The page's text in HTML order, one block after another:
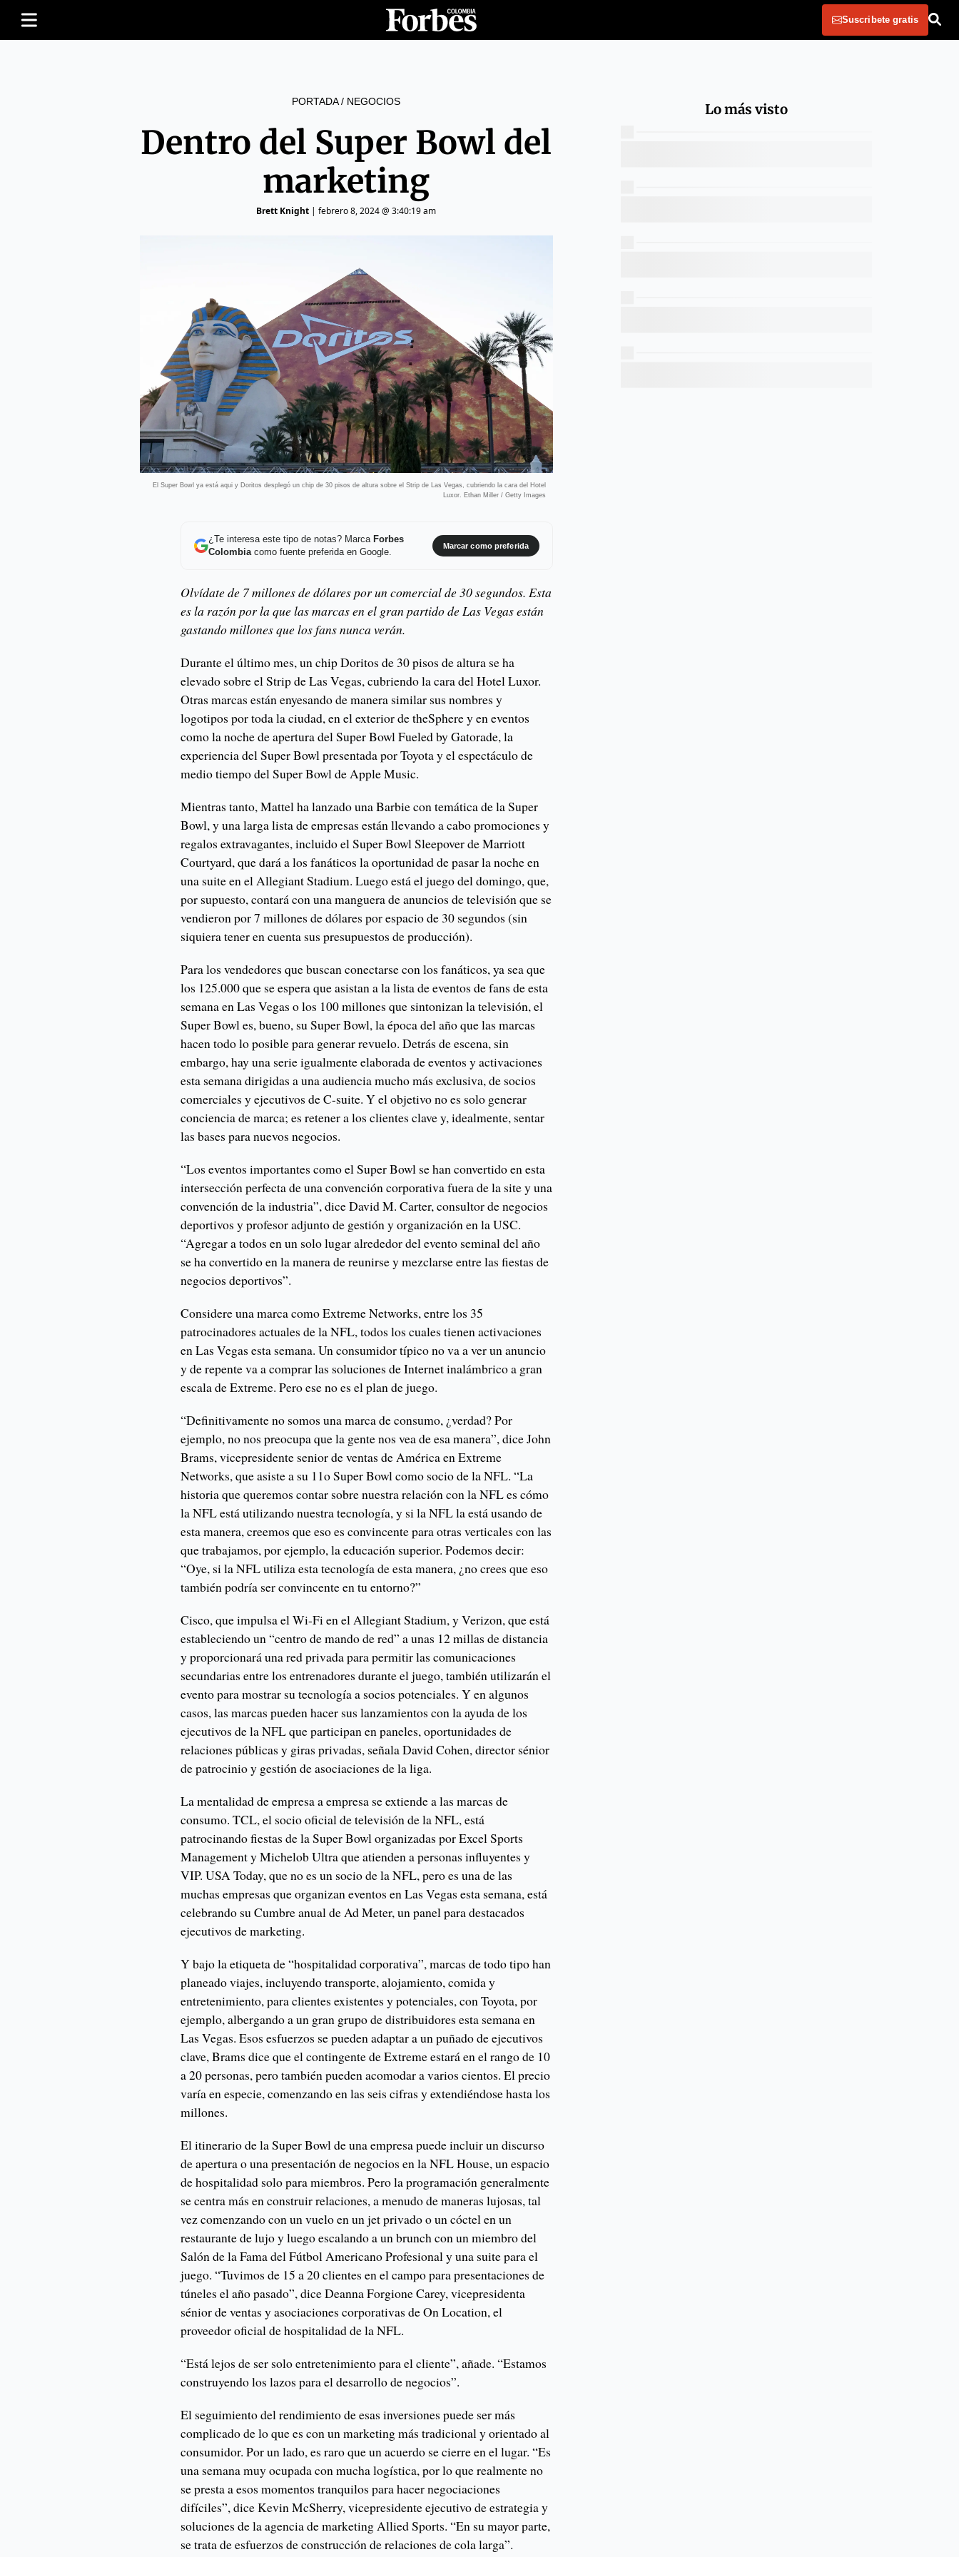
Suscribete gratis
PORTADA/ NEGOCIOS
Dentro del Super Bowl del
marketing
Brett Knight | febrero 8, 2024 @ 3:40:19 am
El Super Bowl ya está aqui y Doritos desplegó un chip de 30 pisos de altura sobre el Strip de Las Vegas, cubriendo la cara del Hotel
Luxor. Ethan Miller / Getty Images
¿Te interesa este tipo de notas? Marca Forbes
Colombiacomo fuente preferida en Google.
Marcar como preferida
Olvídate de 7 millones de dólares por un comercial de 30 segundos. Esta
es la razón por la que las marcas en el gran partido de Las Vegas están
gastando millones que los fans nunca verán.
Durante el último mes, un chip Doritos de 30 pisos de altura se ha
elevado sobre el Strip de Las Vegas, cubriendo la cara del Hotel Luxor.
Otras marcas están enyesando de manera similar sus nombres y
logotipos por toda la ciudad, en el exterior de theSphere y en eventos
como la noche de apertura del Super Bowl Fueled by Gatorade, la
experiencia del Super Bowl presentada por Toyota y el espectáculo de
medio tiempo del Super Bowl de Apple Music.
Mientras tanto, Mattel ha lanzado una Barbie con temática de la Super
Bowl, y una larga lista de empresas están llevando a cabo promociones y
regalos extravagantes, incluido el Super Bowl Sleepover de Marriott
Courtyard, que dará a los fanáticos la oportunidad de pasar la noche en
una suite en el Allegiant Stadium. Luego está el juego del domingo, que,
por supuesto, contará con una manguera de anuncios de televisión que se
vendieron por 7 millones de dólares por espacio de 30 segundos (sin
siquiera tener en cuenta sus presupuestos de producción).
Para los vendedores que buscan conectarse con los fanáticos, ya sea que
los 125.000 que se espera que asistan a la lista de eventos de fans de esta
semana en Las Vegas o los 100 millones que sintonizan la televisión, el
Super Bowl es, bueno, su Super Bowl, la época del año que las marcas
hacen todo lo posible para generar revuelo. Detrás de escena, sin
embargo, hay una serie igualmente elaborada de eventos y activaciones
esta semana dirigidas a una audiencia mucho más exclusiva, de socios
comerciales y ejecutivos de C-suite. Y el objetivo no es solo generar
conciencia de marca; es retener a los clientes clave y, idealmente, sentar
las bases para nuevos negocios.
“Los eventos importantes como el Super Bowl se han convertido en esta
intersección perfecta de una convención corporativa fuera de la site y una
convención de la industria”, dice David M. Carter, consultor de negocios
deportivos y profesor adjunto de gestión y organización en la USC.
“Agregar a todos en un solo lugar alrededor del evento seminal del año
se ha convertido en la manera de reunirse y mezclarse entre las fiestas de
negocios deportivos”.
Considere una marca como Extreme Networks, entre los 35
patrocinadores actuales de la NFL, todos los cuales tienen activaciones
en Las Vegas esta semana. Un consumidor típico no va a ver un anuncio
y de repente va a comprar las soluciones de Internet inalámbrico a gran
escala de Extreme. Pero ese no es el plan de juego.
“Definitivamente no somos una marca de consumo, ¿verdad? Por
ejemplo, no nos preocupa que la gente nos vea de esa manera”, dice John
Brams, vicepresidente senior de ventas de América en Extreme
Networks, que asiste a su 11o Super Bowl como socio de la NFL. “La
historia que queremos contar sobre nuestra relación con la NFL es cómo
la NFL está utilizando nuestra tecnología, y si la NFL la está usando de
esta manera, creemos que eso es convincente para otras verticales con las
que trabajamos, por ejemplo, la educación superior. Podemos decir:
“Oye, si la NFL utiliza esta tecnología de esta manera, ¿no crees que eso
también podría ser convincente en tu entorno?”
Cisco, que impulsa el Wi-Fi en el Allegiant Stadium, y Verizon, que está
estableciendo un “centro de mando de red” a unas 12 millas de distancia
y proporcionará una red privada para permitir las comunicaciones
secundarias entre los entrenadores durante el juego, también utilizarán el
evento para mostrar su tecnología a socios potenciales. Y en algunos
casos, las marcas pueden hacer sus lanzamientos con la ayuda de los
ejecutivos de la NFL que participan en paneles, oportunidades de
relaciones públicas y giras privadas, señala David Cohen, director sénior
de patrocinio y gestión de asociaciones de la liga.
La mentalidad de empresa a empresa se extiende a las marcas de
consumo. TCL, el socio oficial de televisión de la NFL, está
patrocinando fiestas de la Super Bowl organizadas por Excel Sports
Management y Michelob Ultra que atienden a personas influyentes y
VIP. USA Today, que no es un socio de la NFL, pero es una de las
muchas empresas que organizan eventos en Las Vegas esta semana, está
celebrando su Cumbre anual de Ad Meter, un panel para destacados
ejecutivos de marketing.
Y bajo la etiqueta de “hospitalidad corporativa”, marcas de todo tipo han
planeado viajes, incluyendo transporte, alojamiento, comida y
entretenimiento, para clientes existentes y potenciales, con Toyota, por
ejemplo, albergando a un gran grupo de distribuidores esta semana en
Las Vegas. Esos esfuerzos se pueden adaptar a un puñado de ejecutivos
clave, Brams dice que el contingente de Extreme estará en el rango de 10
a 20 personas, pero también pueden acomodar a varios cientos. El precio
varía en especie, comenzando en las seis cifras y extendiéndose hasta los
millones.
El itinerario de la Super Bowl de una empresa puede incluir un discurso
de apertura o una presentación de negocios en la NFL House, un espacio
de hospitalidad solo para miembros. Pero la programación generalmente
se centra más en construir relaciones, a menudo de maneras lujosas, tal
vez comenzando con un vuelo en un jet privado o un cóctel en un
restaurante de lujo y luego escalando a un brunch con un miembro del
Salón de la Fama del Fútbol Americano Profesional y una suite para el
juego. “Tuvimos de 15 a 20 clientes en el campo para presentaciones de
túneles el año pasado”, dice Deanna Forgione Carey, vicepresidenta
sénior de ventas y asociaciones corporativas de On Location, el
proveedor oficial de hospitalidad de la NFL.
“Está lejos de ser solo entretenimiento para el cliente”, añade. “Estamos
construyendo los lazos para el desarrollo de negocios”.
El seguimiento del rendimiento de esas inversiones puede ser más
complicado de lo que es con un marketing más tradicional y orientado al
consumidor. Por un lado, es raro que un acuerdo se cierre en el lugar. “Es
una semana muy ocupada con mucha logística, por lo que realmente no
se presta a esos momentos tranquilos para hacer negociaciones
difíciles”, dice Kevin McSherry, vicepresidente ejecutivo de estrategia y
soluciones de la agencia de marketing Allied Sports. “En su mayor parte,
se trata de esfuerzos de construcción de relaciones de cola larga”.
Lo más visto